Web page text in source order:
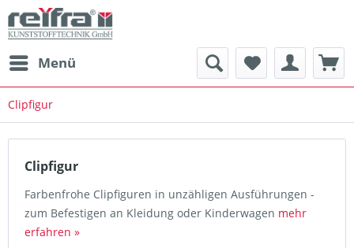
Menü
Clipfigur
Clipfigur
Farbenfrohe Clipfiguren in unzähligen Ausführungen -
zum Befestigen an Kleidung oder Kinderwagen mehr
erfahren »